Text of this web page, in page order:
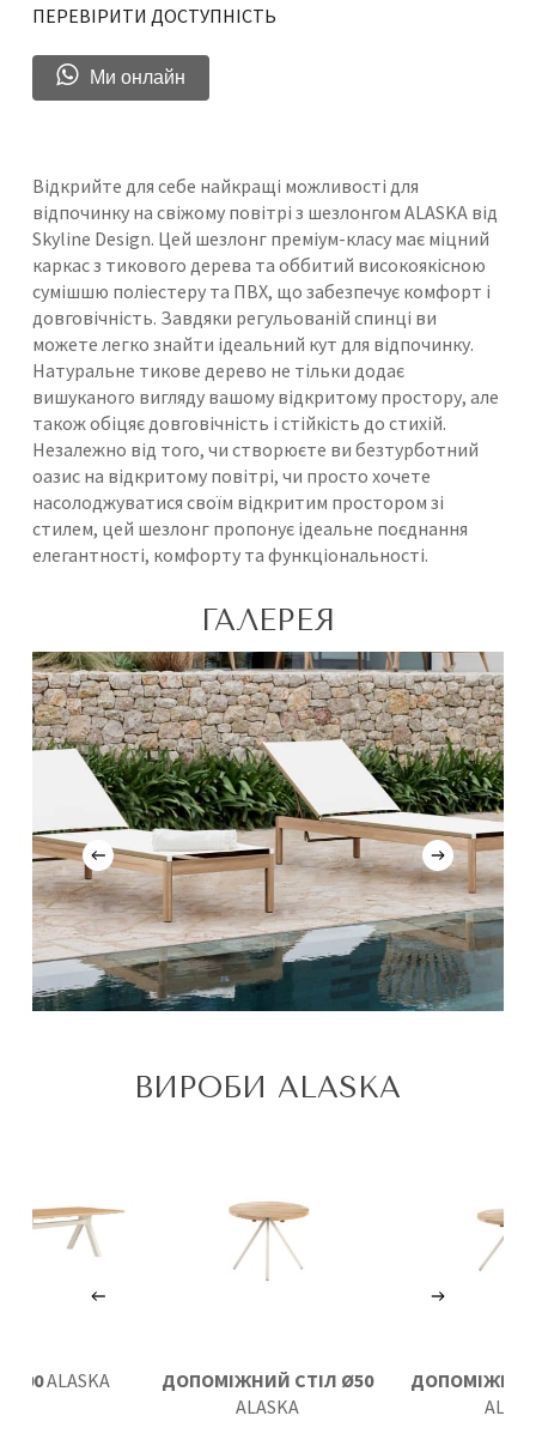
ПЕРЕВІРИТИ ДОСТУПНІСТЬ
Ми онлайн
Відкрийте для себе найкращі можливості для
відпочинку на свіжому повітрі з шезлонгом ALASKA від
Skyline Design. Цей шезлонг преміум-класу має міцний
каркас з тикового дерева та оббитий високоякісною
сумішшю поліестеру та ПВХ, що забезпечує комфорт і
довговічність. Завдяки регульованій спинці ви
можете легко знайти ідеальний кут для відпочинку.
Натуральне тикове дерево не тільки додає
вишуканого вигляду вашому відкритому простору, але
також обіцяє довговічність і стійкість до стихій.
Незалежно від того, чи створюєте ви безтурботний
оазис на відкритому повітрі, чи просто хочете
насолоджуватися своїм відкритим простором зі
стилем, цей шезлонг пропонує ідеальне поєднання
елегантності, комфорту та функціональності.
ГАЛЕРЕЯ
ВИРОБИ ALASKA
ДОПОМІЖНИЙ СТІЛ Ø50
ALASKA
ДОПОМІЖНИЙ
ALASKA